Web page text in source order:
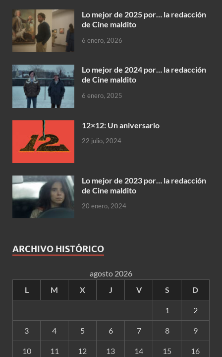
Lo mejor de 2025 por… la redacción
de Cine maldito
6 enero, 2026
Lo mejor de 2024 por… la redacción
de Cine maldito
6 enero, 2025
12×12: Un aniversario
22 julio, 2024
Lo mejor de 2023 por… la redacción
de Cine maldito
20 enero, 2024
ARCHIVO HISTÓRICO
agosto 2026
L
M X J V S D
1 2
3 4 5 6 7 8 9
10 11 12 13 14 15 16